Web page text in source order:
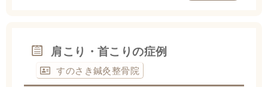
肩こり・首こりの症例
すのさき鍼灸整骨院